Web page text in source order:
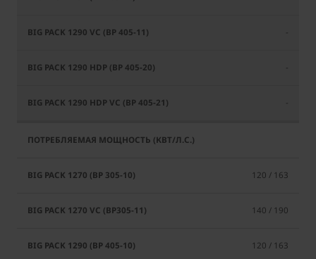
120 / 163
140 / 190
120 / 163